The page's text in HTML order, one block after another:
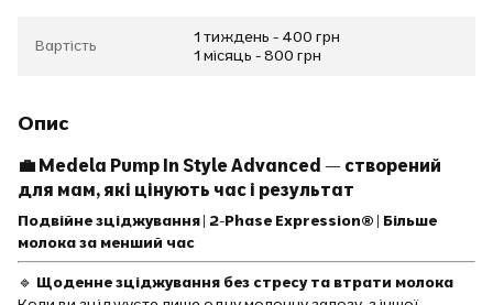
Вартість
1 тиждень - 400 грн
1 місяць - 800 грн
Опис
💼 Medela Pump In Style Advanced — створений
для мам, які цінують час і результат
Подвійне зціджування | 2-Phase Expression® | Більше
молока за менший час
🔹 Щоденне зціджування без стресу та втрати молока